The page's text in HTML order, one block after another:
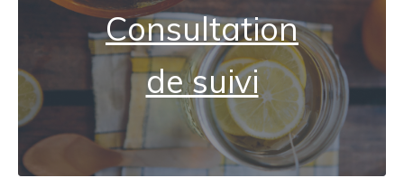
Consultation
de suivi